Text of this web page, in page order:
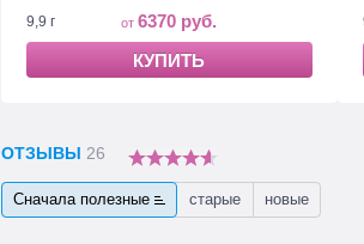
9,9 г
6370 руб.
КУПИТЬ
ОТЗЫВЫ 26
Сначала полезные старые новые